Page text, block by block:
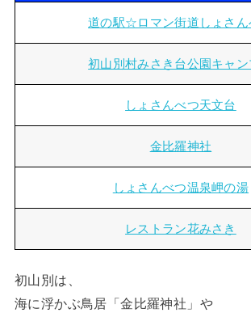
道の駅☆ロマン街道しょさん
初山別村みさき台公園キャン
しょさんべつ天文台
金比羅神社
しょさんべつ温泉岬の湯
レストラン花みさき
初山別は、
海に浮かぶ鳥居「金比羅神社」や